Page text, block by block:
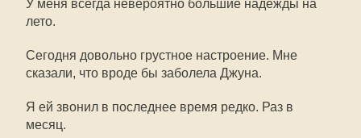
У меня всегда невероятно большие надежды на
лето.
Сегодня довольно грустное настроение. Мне
сказали, что вроде бы заболела Джуна.
Я ей звонил в последнее время редко. Раз в
месяц.